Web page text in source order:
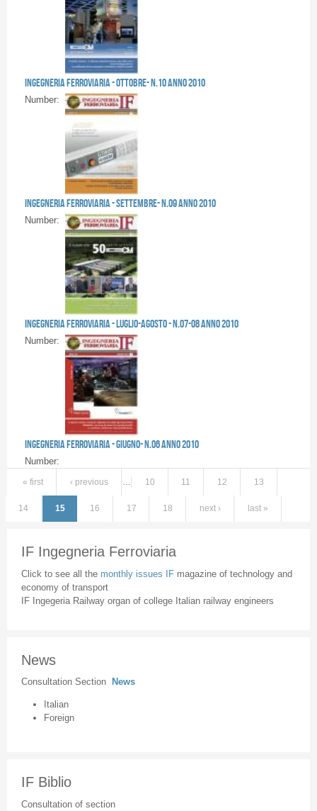
Ingegneria Ferroviaria - OTTOBRE- n.10 anno 2010
Number:
Ingegneria Ferroviaria - SETTEMBRE- n.09 anno 2010
Number:
Ingegneria Ferroviaria - LUGLIO-AGOSTO - n.07-08 anno 2010
Number:
Ingegneria Ferroviaria - GIUGNO- n.06 anno 2010
Number:
« first ‹ previous 10 11 12 13
14 15 16 17 18 next › last »
IF Ingegneria Ferroviaria
Click to see all the monthly issues IF magazine of technology and
economy of transport
IF Ingegeria Railway organ of college Italian railway engineers
News
Consultation Section News
Italian
Foreign
IF Biblio
Consultation of section